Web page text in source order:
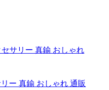
ー 真鍮 おしゃれ 通販